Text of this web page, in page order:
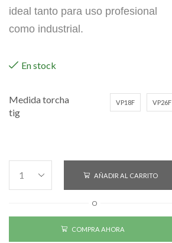
ideal tanto para uso profesional
como industrial.
En stock
Medida torcha
tig
VP18F VP26F
AÑADIR AL CARRITO
O
COMPRA AHORA